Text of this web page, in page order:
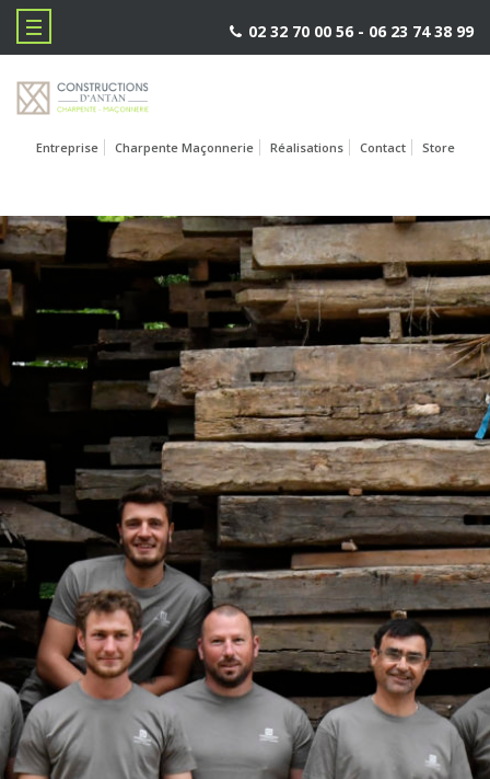
02 32 70 00 56 - 06 23 74 38 99
Entreprise Charpente Maçonnerie Réalisations Contact Store